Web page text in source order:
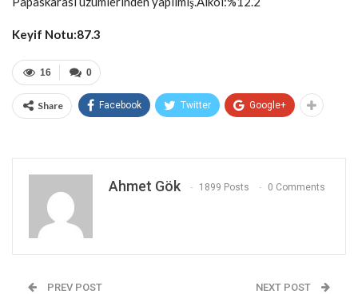
Keyif Notu:87.3
0
16
Share Facebook Twitter Google+
Ahmet Gök 1899 Posts 0 Comments
PREV POST NEXT POST